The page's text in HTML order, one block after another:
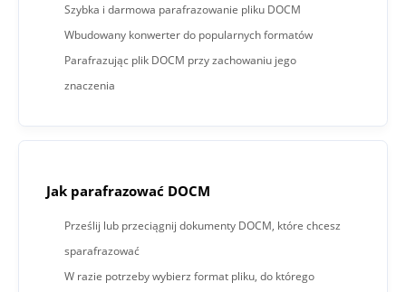
Szybka i darmowa parafrazowanie pliku DOCM
Wbudowany konwerter do popularnych formatów
Parafrazując plik DOCM przy zachowaniu jego
znaczenia
Jak parafrazować DOCM
Prześlij lub przeciągnij dokumenty DOCM, które chcesz
sparafrazować
W razie potrzeby wybierz format pliku, do którego